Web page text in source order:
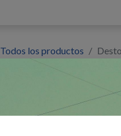
Todos los productos